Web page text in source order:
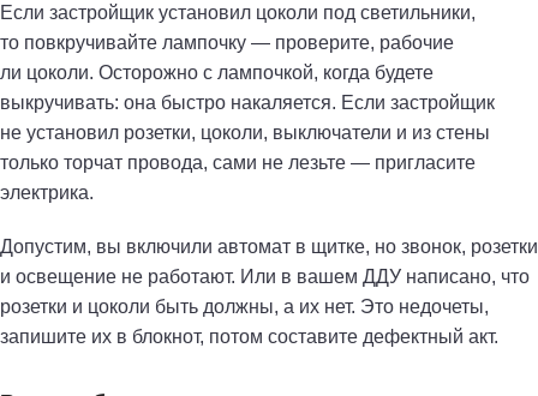
Если застройщик установил цоколи под светильники,
то повкручивайте лампочку — проверите, рабочие
ли цоколи. Осторожно с лампочкой, когда будете
выкручивать: она быстро накаляется. Если застройщик
не установил розетки, цоколи, выключатели и из стены
только торчат провода, сами не лезьте — пригласите
электрика.
Допустим, вы включили автомат в щитке, но звонок, розетки
и освещение не работают. Или в вашем ДДУ написано, что
розетки и цоколи быть должны, а их нет. Это недочеты,
запишите их в блокнот, потом составите дефектный акт.